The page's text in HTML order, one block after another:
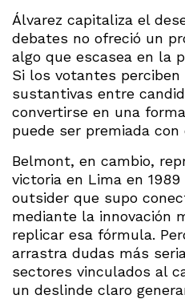
Álvarez capitaliza el
debates no ofreció un
algo que escasea en la
Si los votantes perciben
sustantivas entre
convertirse en una
puede ser premiada con
Belmont, en cambio,
victoria en Lima en
outsider que supo
mediante la innovación
replicar esa fórmula.
arrastra dudas más
sectores vinculados al
un deslinde claro